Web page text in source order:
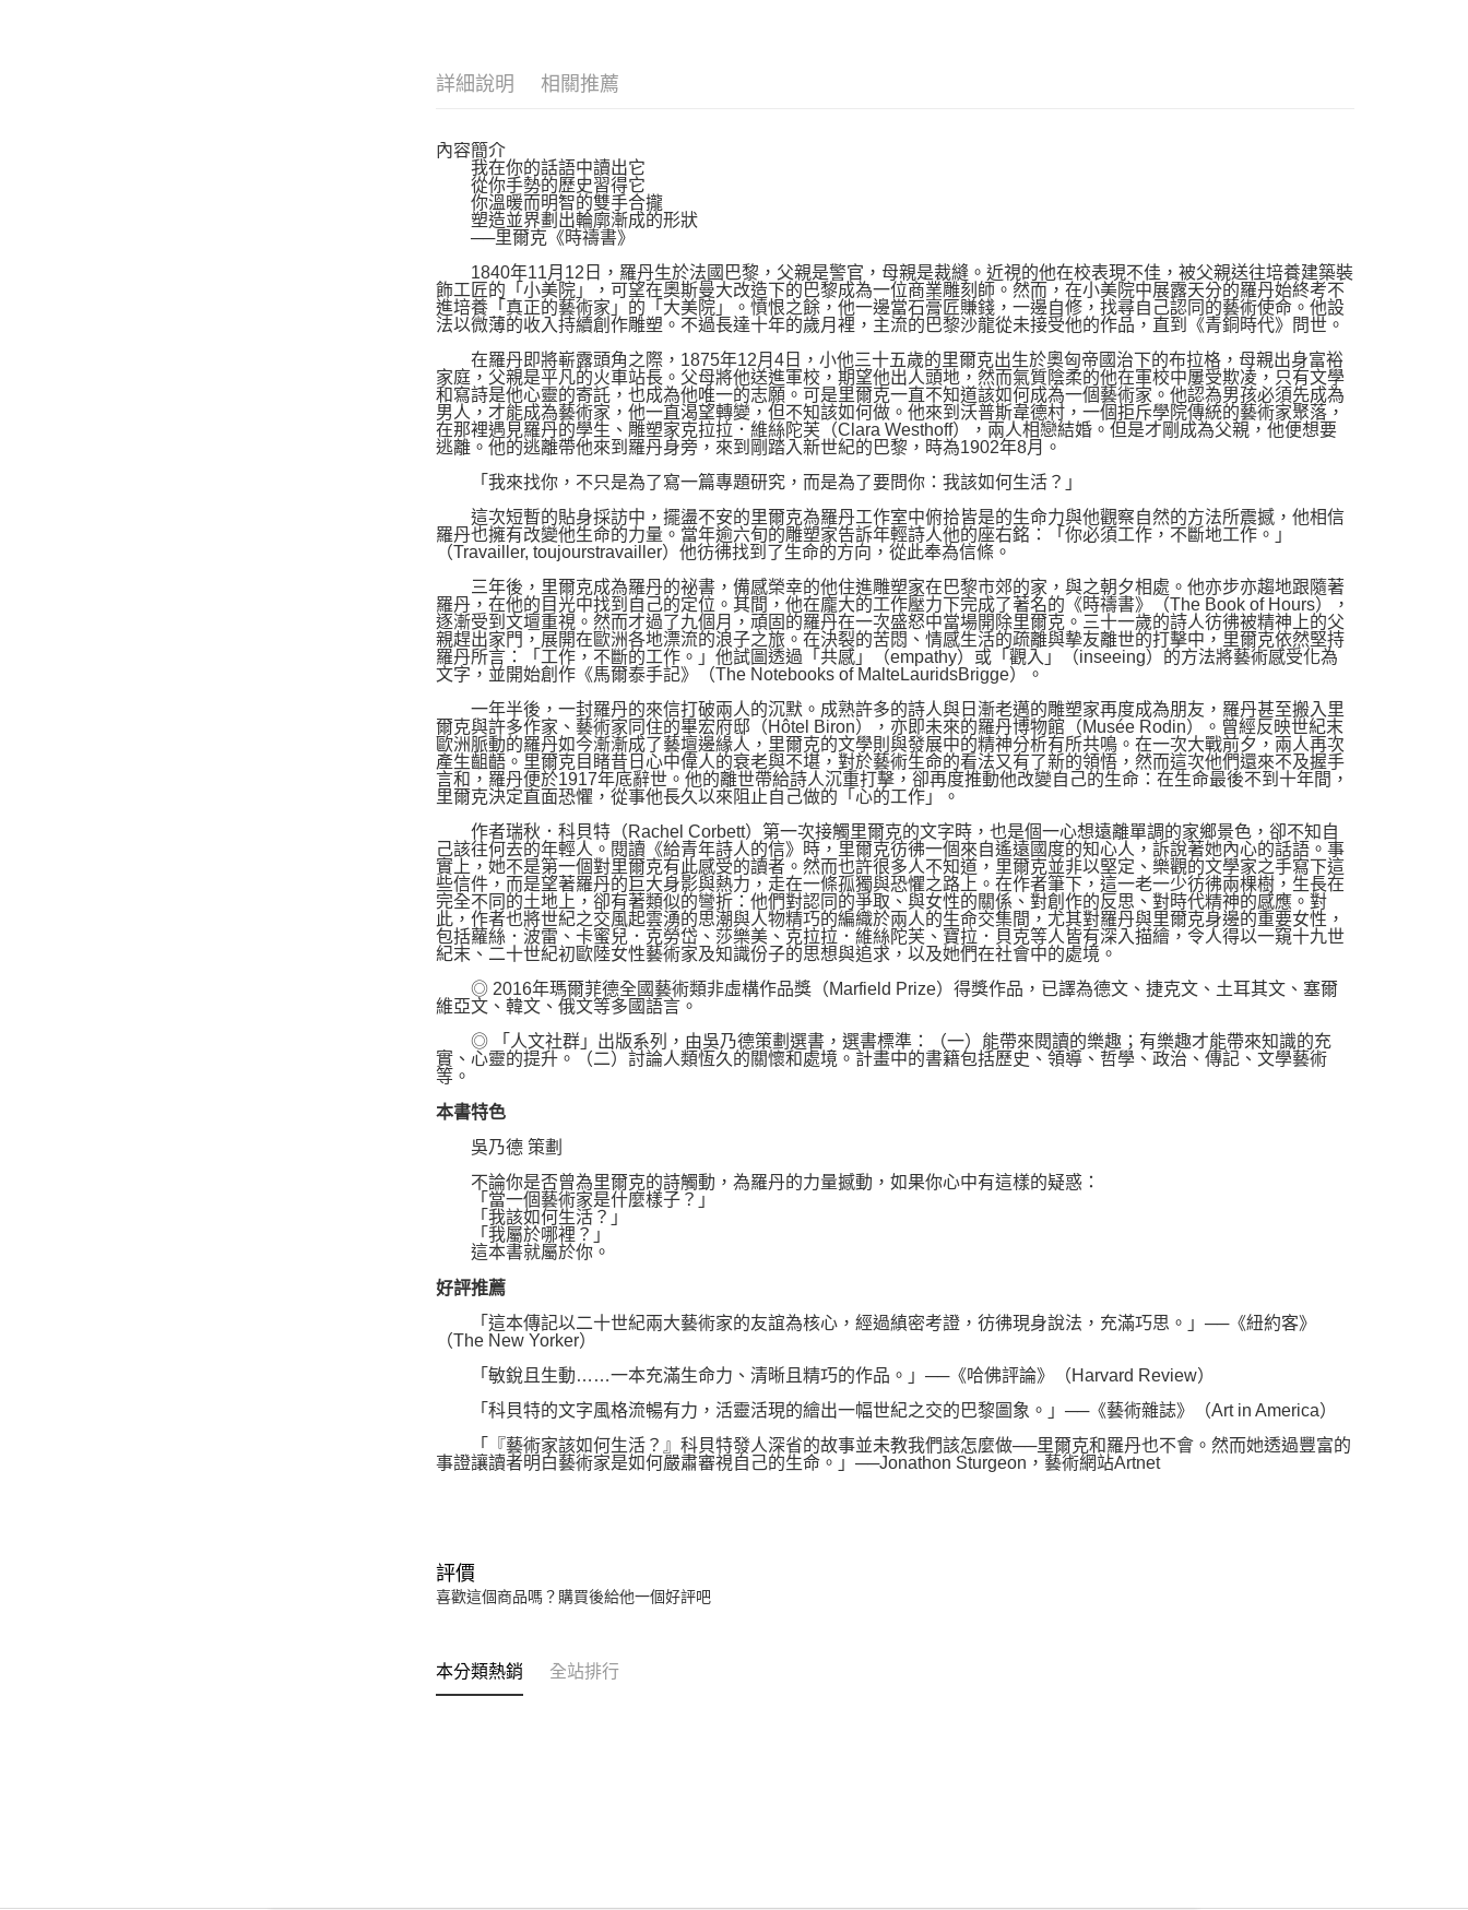
詳細說明 相關推薦
內容簡介
我在你的話語中讀出它
從你手勢的歷史習得它
你溫暖而明智的雙手合攏
塑造並界劃出輪廓漸成的形狀
──里爾克《時禱書》
1840年11月12日，羅丹生於法國巴黎，父親是警官，母親是裁縫。近視的他在校表現不佳，被父親送往培養建築裝
飾工匠的「小美院」，可望在奧斯曼大改造下的巴黎成為一位商業雕刻師。然而，在小美院中展露天分的羅丹始終考不
進培養「真正的藝術家」的「大美院」。憤恨之餘，他一邊當石膏匠賺錢，一邊自修，找尋自己認同的藝術使命。他設
法以微薄的收入持續創作雕塑。不過長達十年的歲月裡，主流的巴黎沙龍從未接受他的作品，直到《青銅時代》問世。
在羅丹即將嶄露頭角之際，1875年12月4日，小他三十五歲的里爾克出生於奧匈帝國治下的布拉格，母親出身富裕
家庭，父親是平凡的火車站長。父母將他送進軍校，期望他出人頭地，然而氣質陰柔的他在軍校中屢受欺凌，只有文學
和寫詩是他心靈的寄託，也成為他唯一的志願。可是里爾克一直不知道該如何成為一個藝術家。他認為男孩必須先成為
男人，才能成為藝術家，他一直渴望轉變，但不知該如何做。他來到沃普斯韋德村，一個拒斥學院傳統的藝術家聚落，
在那裡遇見羅丹的學生、雕塑家克拉拉．維絲陀芙（Clara Westhoff），兩人相戀結婚。但是才剛成為父親，他便想要
逃離。他的逃離帶他來到羅丹身旁，來到剛踏入新世紀的巴黎，時為1902年8月。
「我來找你，不只是為了寫一篇專題研究，而是為了要問你：我該如何生活？」
這次短暫的貼身採訪中，擺盪不安的里爾克為羅丹工作室中俯拾皆是的生命力與他觀察自然的方法所震撼，他相信
羅丹也擁有改變他生命的力量。當年逾六旬的雕塑家告訴年輕詩人他的座右銘：「你必須工作，不斷地工作。」
（Travailler, toujourstravailler）他彷彿找到了生命的方向，從此奉為信條。
三年後，里爾克成為羅丹的祕書，備感榮幸的他住進雕塑家在巴黎市郊的家，與之朝夕相處。他亦步亦趨地跟隨著
羅丹，在他的目光中找到自己的定位。其間，他在龐大的工作壓力下完成了著名的《時禱書》（The Book of Hours），
逐漸受到文壇重視。然而才過了九個月，頑固的羅丹在一次盛怒中當場開除里爾克。三十一歲的詩人彷彿被精神上的父
親趕出家門，展開在歐洲各地漂流的浪子之旅。在決裂的苦悶、情感生活的疏離與摰友離世的打擊中，里爾克依然堅持
羅丹所言：「工作，不斷的工作。」他試圖透過「共感」（empathy）或「觀入」（inseeing）的方法將藝術感受化為
文字，並開始創作《馬爾泰手記》（The Notebooks of MalteLauridsBrigge）。
一年半後，一封羅丹的來信打破兩人的沉默。成熟許多的詩人與日漸老邁的雕塑家再度成為朋友，羅丹甚至搬入里
爾克與許多作家、藝術家同住的畢宏府邸（Hôtel Biron），亦即未來的羅丹博物館（Musée Rodin）。曾經反映世紀末
歐洲脈動的羅丹如今漸漸成了藝壇邊緣人，里爾克的文學則與發展中的精神分析有所共鳴。在一次大戰前夕，兩人再次
產生齟齬。里爾克目睹昔日心中偉人的衰老與不堪，對於藝術生命的看法又有了新的領悟，然而這次他們還來不及握手
言和，羅丹便於1917年底辭世。他的離世帶給詩人沉重打擊，卻再度推動他改變自己的生命：在生命最後不到十年間，
里爾克決定直面恐懼，從事他長久以來阻止自己做的「心的工作」。
作者瑞秋．科貝特（Rachel Corbett）第一次接觸里爾克的文字時，也是個一心想遠離單調的家鄉景色，卻不知自
己該往何去的年輕人。閱讀《給青年詩人的信》時，里爾克彷彿一個來自遙遠國度的知心人，訴說著她內心的話語。事
實上，她不是第一個對里爾克有此感受的讀者。然而也許很多人不知道，里爾克並非以堅定、樂觀的文學家之手寫下這
些信件，而是望著羅丹的巨大身影與熱力，走在一條孤獨與恐懼之路上。在作者筆下，這一老一少彷彿兩棵樹，生長在
完全不同的土地上，卻有著類似的彎折：他們對認同的爭取、與女性的關係、對創作的反思、對時代精神的感應。對
此，作者也將世紀之交風起雲湧的思潮與人物精巧的編織於兩人的生命交集間，尤其對羅丹與里爾克身邊的重要女性，
包括蘿絲．波雷、卡蜜兒．克勞岱、莎樂美、克拉拉．維絲陀芙、寶拉．貝克等人皆有深入描繪，令人得以一窺十九世
紀末、二十世紀初歐陸女性藝術家及知識份子的思想與追求，以及她們在社會中的處境。
◎ 2016年瑪爾菲德全國藝術類非虛構作品獎（Marfield Prize）得獎作品，已譯為德文、捷克文、土耳其文、塞爾
維亞文、韓文、俄文等多國語言。
◎ 「人文社群」出版系列，由吳乃德策劃選書，選書標準：（一）能帶來閱讀的樂趣；有樂趣才能帶來知識的充
實、心靈的提升。（二）討論人類恆久的關懷和處境。計畫中的書籍包括歷史、領導、哲學、政治、傳記、文學藝術
等。
本書特色
吳乃德 策劃
不論你是否曾為里爾克的詩觸動，為羅丹的力量撼動，如果你心中有這樣的疑惑：
「當一個藝術家是什麼樣子？」
「我該如何生活？」
「我屬於哪裡？」
這本書就屬於你。
好評推薦
「這本傳記以二十世紀兩大藝術家的友誼為核心，經過縝密考證，彷彿現身說法，充滿巧思。」──《紐約客》
（The New Yorker）
「敏銳且生動……一本充滿生命力、清晰且精巧的作品。」──《哈佛評論》（Harvard Review）
「科貝特的文字風格流暢有力，活靈活現的繪出一幅世紀之交的巴黎圖象。」──《藝術雜誌》（Art in America）
「『藝術家該如何生活？』科貝特發人深省的故事並未教我們該怎麼做──里爾克和羅丹也不會。然而她透過豐富的
事證讓讀者明白藝術家是如何嚴肅審視自己的生命。」──Jonathon Sturgeon，藝術網站Artnet
評價
喜歡這個商品嗎？購買後給他一個好評吧
本分類熱銷 全站排行